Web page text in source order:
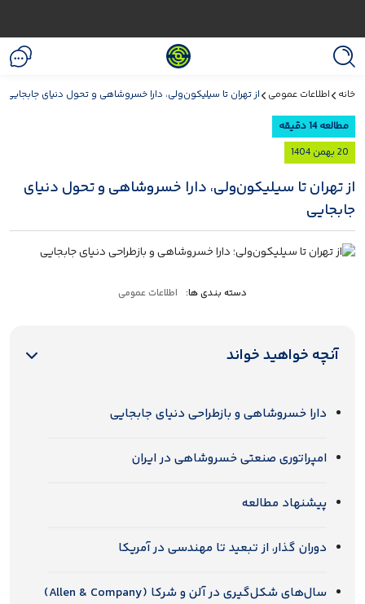
خانه اطلاعات عمومی از تهران تا سیلیکون‌ولی، دارا خسروشاهی و تحول دنیای جابجایی
مطالعه 14 دقیقه
20 بهمن 1404
از تهران تا سیلیکون‌ولی، دارا خسروشاهی و تحول دنیای
جابجایی
دسته بندی ها: اطلاعات عمومی
آنچه خواهید خواند
دارا خسروشاهی و بازطراحی دنیای جابجایی
امپراتوری صنعتی خسروشاهی در ایران
پیشنهاد مطالعه
دوران گذار، از تبعید تا مهندسی در آمریکا
سال‌های شکل‌گیری در آلن و شرکا (Allen & Company)